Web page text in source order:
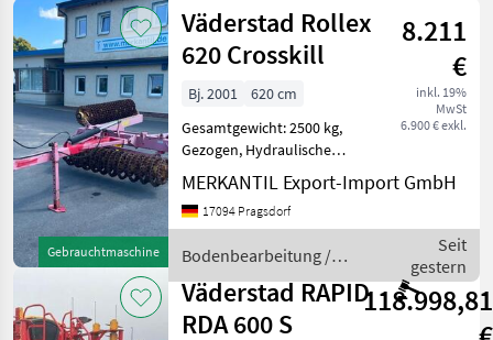
/ Väderstad
Gebrauchtmaschine
Väderstad Rollex
620 Crosskill
8.211
€
inkl. 19%
MwSt
6.900 € exkl.
Bj. 2001
620 cm
Gesamtgewicht: 2500 kg,
Gezogen, Hydraulische
Klappung, Stützfuß / -rad,
Obenanhängung (Öse),
Crosskillwalze ________
Zustand einsatzbe
MERKANTIL Export-Import GmbH
17094 Pragsdorf
Bodenbearbeitung /
Väderstad
Seit
gestern
Väderstad RAPID
RDA 600 S
118.998,81